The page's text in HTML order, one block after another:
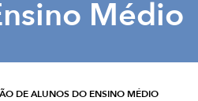
Médio
DE ALUNOS DO ENSINO MÉDIO